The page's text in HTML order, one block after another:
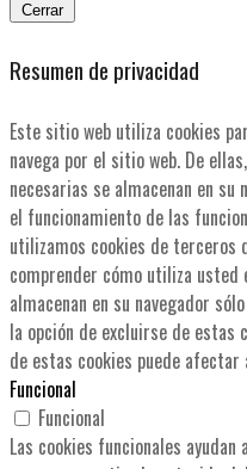
Cerrar
Resumen de privacidad
Este sitio web utiliza cookies
navega por el sitio web. De
necesarias se almacenan en su
el funcionamiento de las
utilizamos cookies de terceros
comprender cómo utiliza usted
almacenan en su navegador
la opción de excluirse de estas
de estas cookies puede afectar
Funcional
Funcional
Las cookies funcionales